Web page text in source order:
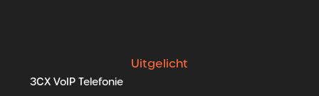
Uitgelicht
3CX VoIP Telefonie